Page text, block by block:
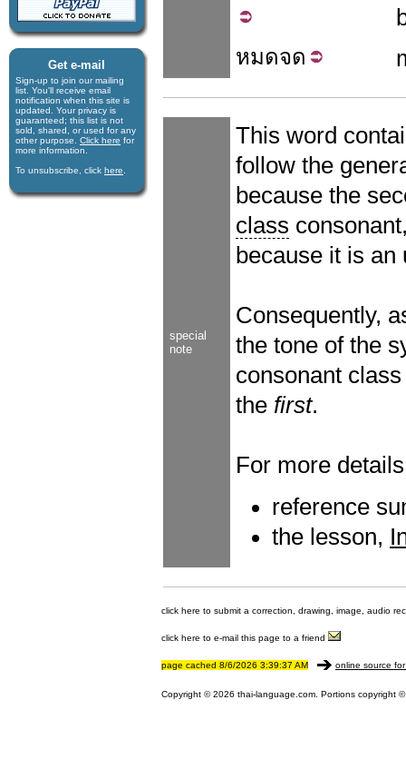
Get e-mail
Sign-up to join our mail­ing
list. You'll receive e­mail
notification when this site is
updated. Your privacy is
guaran­teed; this list is not
sold, shared, or used for any
other purpose. Click here for
more infor­mation.
To unsubscribe, click here
หมดจด
special
note
This word
follow the
because the
class
because it is
Consequently,
the tone of the
consonant
the first.
For more
reference
the lesson,
click here to submit a correction, drawing, image, audio
click here to e-mail this page to a friend
page cached 8/6/2026 3:39:37 AM online source
Copyright © 2026 thai-language.com. Portions copyright